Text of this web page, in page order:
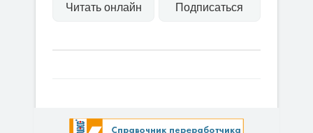
Читать онлайн Подписаться